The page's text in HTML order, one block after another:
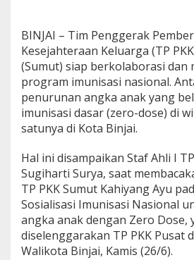
a
k
u
a
n
P
e
k
s
a
n
a
n
Z
e
BINJAI – Tim Penggerak
Kesejahteraan Keluarga (TP
(Sumut) siap berkolaborasi dan
program imunisasi nasional.
penurunan angka anak yang
imunisasi dasar (zero-dose) di
satunya di Kota Binjai.
Hal ini disampaikan Staf Ahli I
Sugiharti Surya, saat
TP PKK Sumut Kahiyang Ayu
Sosialisasi Imunisasi Nasional
angka anak dengan Zero Dose,
diselenggarakan TP PKK Pusat
Walikota Binjai, Kamis (26/6).